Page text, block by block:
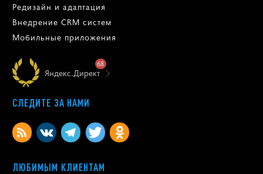
Редизайн и адаптация
Внедрение CRM систем
Мобильные приложения
Яндекс.Директ
68
СЛЕДИТЕ ЗА НАМИ
ЛЮБИМЫМ КЛИЕНТАМ